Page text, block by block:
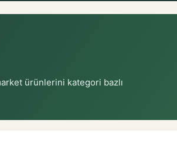
ürünlerini kategori bazlı